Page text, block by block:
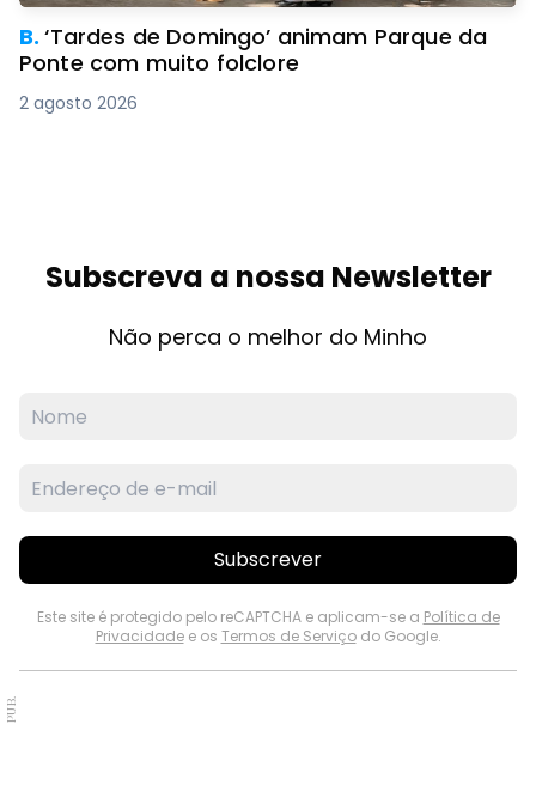
B.‘Tardes de Domingo’ animam Parque da
Ponte com muito folclore
2 agosto 2026
Subscreva a nossa Newsletter
Não perca o melhor do Minho
Subscrever
Este site é protegido pelo reCAPTCHA e aplicam-se a Política de
Privacidadee os Termos de Serviçodo Google.
PUB.